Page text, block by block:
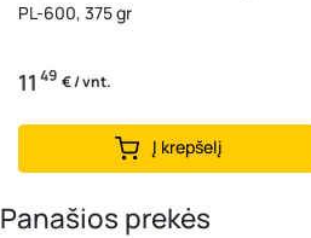
PL-600, 375 gr
11 49 € / vnt.
Į krepšelį
Panašios prekės